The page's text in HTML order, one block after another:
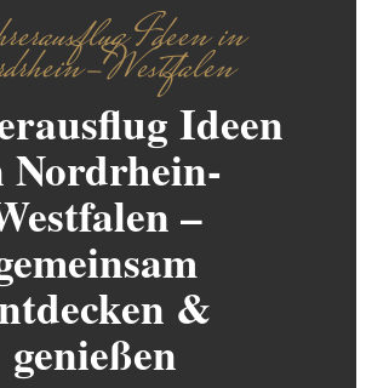
Ideen in
Westfalen
Ideen
Nordrhein-
–
&
genießen